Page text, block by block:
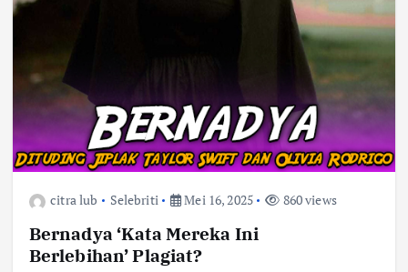
citra lub Selebriti Mei 16, 2025 860 views
Bernadya ‘Kata Mereka Ini
Berlebihan’ Plagiat?